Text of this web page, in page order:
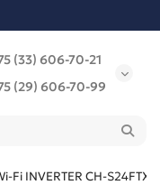
(33) 606-70-21
(29) 606-70-99
INVERTER CH-S24FTXQ